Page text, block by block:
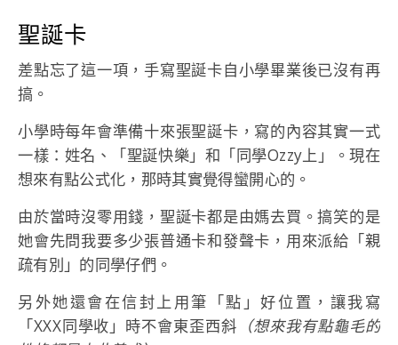
聖誕卡
差點忘了這一項，手寫聖誕卡自小學畢業後已沒有再
搞。
小學時每年會準備十來張聖誕卡，寫的內容其實一式
一樣：姓名、「聖誕快樂」和「同學Ozzy上」。現在
想來有點公式化，那時其實覺得蠻開心的。
由於當時沒零用錢，聖誕卡都是由媽去買。搞笑的是
她會先問我要多少張普通卡和發聲卡，用來派給「親
疏有別」的同學仔們。
另外她還會在信封上用筆「點」好位置，讓我寫
「XXX同學收」時不會東歪西斜 （想來我有點龜毛的